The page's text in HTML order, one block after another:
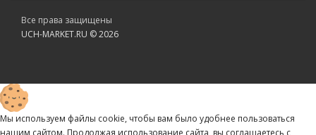
Все права защищены
UCH-MARKET.RU © 2026
Мы используем файлы cookie, чтобы вам было удобнее пользоваться
нашим сайтом. Продолжая использование сайта, вы соглашаетесь c